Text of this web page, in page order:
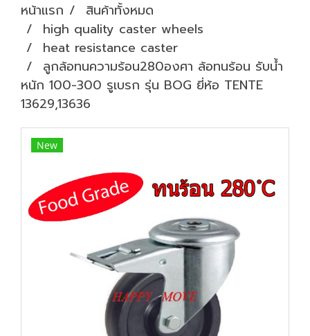
หน้าแรก
สินค้าทั้งหมด
high quality caster wheels
heat resistance caster
ลูกล้อทนความร้อน280องศา ล้อทนร้อน รับน้ำ
หนัก 100-300 รูเบรก รุ่น BOG ยี่ห้อ TENTE
13629,13636
New